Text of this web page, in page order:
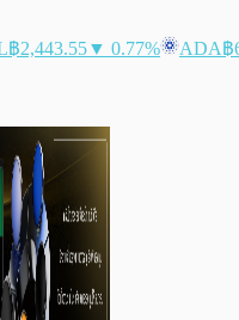
฿2,443.55▼ 0.77% ADA฿